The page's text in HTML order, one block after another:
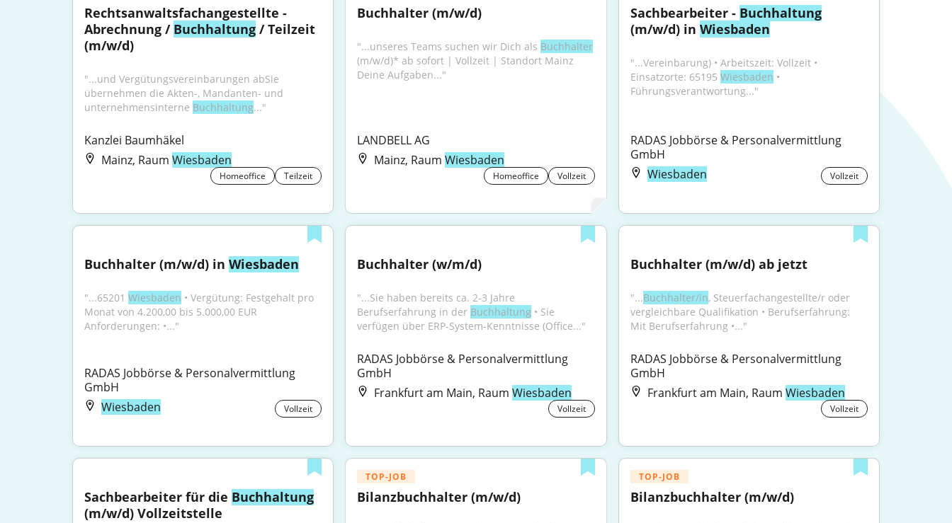
Rechtsanwaltsfachangestellte -
Abrechnung / Buchhaltung / Teilzeit
(m/w/d)
"...und Vergütungsvereinbarungen abSie
übernehmen die Akten-, Mandanten- und
unternehmensinterne Buchhaltung..."
Kanzlei Baumhäkel
Mainz, Raum Wiesbaden
Homeoffice Teilzeit
Buchhalter (m/w/d)
"...unseres Teams suchen wir Dich als Buchhalter
(m/w/d)* ab sofort | Vollzeit | Standort Mainz
Deine Aufgaben..."
LANDBELL AG
Mainz, RaumWiesbaden
Homeoffice Vollzeit
Sachbearbeiter - Buchhaltung
(m/w/d) in Wiesbaden
"...Vereinbarung) • Arbeitszeit: Vollzeit •
Einsatzorte: 65195 Wiesbaden •
Führungsverantwortung..."
RADAS Jobbörse & Personalvermittlung
GmbH
Wiesbaden
Vollzeit
Buchhalter (m/w/d) in Wiesbaden
"...65201 Wiesbaden • Vergütung: Festgehalt pro
Monat von 4.200,00 bis 5.000,00 EUR
Anforderungen: •..."
RADAS Jobbörse & Personalvermittlung
GmbH
Wiesbaden
Vollzeit
Buchhalter (w/m/d)
"...Sie haben bereits ca. 2-3 Jahre
Berufserfahrung in der Buchhaltung • Sie
verfügen über ERP-System-Kenntnisse (Office..."
RADAS Jobbörse & Personalvermittlung
GmbH
Frankfurt am Main, RaumWiesbaden
Vollzeit
Buchhalter (m/w/d) ab jetzt
"...Buchhalter/in, Steuerfachangestellte/r oder
vergleichbare Qualifikation • Berufserfahrung:
Mit Berufserfahrung •..."
RADAS Jobbörse & Personalvermittlung
GmbH
Frankfurt am Main, Raum Wiesbaden
Vollzeit
Sachbearbeiter für die Buchhaltung
(m/w/d) Vollzeitstelle
TOP-JOB
Bilanzbuchhalter (m/w/d)
TOP-JOB
Bilanzbuchhalter (m/w/d)